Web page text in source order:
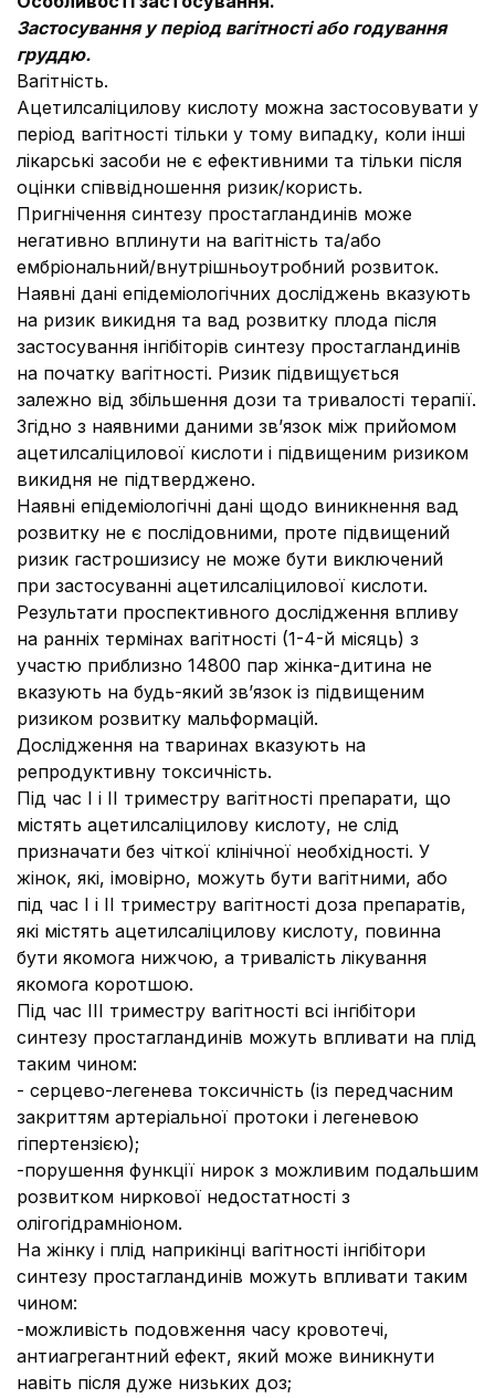
Застосування у період вагітності або годування
груддю.
Вагітність.
Ацетилсаліцилову кислоту можна застосовувати у
період вагітності тільки у тому випадку, коли інші
лікарські засоби не є ефективними та тільки після
оцінки співвідношення ризик/користь.
Пригнічення синтезу простагландинів може
негативно вплинути на вагітність та/або
ембріональний/внутрішньоутробний розвиток.
Наявні дані епідеміологічних досліджень вказують
на ризик викидня та вад розвитку плода після
застосування інгібіторів синтезу простагландинів
на початку вагітності. Ризик підвищується
залежно від збільшення дози та тривалості терапії.
Згідно з наявними даними зв’язок між прийомом
ацетилсаліцилової кислоти і підвищеним ризиком
викидня не підтверджено.
Наявні епідеміологічні дані щодо виникнення вад
розвитку не є послідовними, проте підвищений
ризик гастрошизису не може бути виключений
при застосуванні ацетилсаліцилової кислоти.
Результати проспективного дослідження впливу
на ранніх термінах вагітності (1-4-й місяць) з
участю приблизно 14800 пар жінка-дитина не
вказують на будь-який зв’язок із підвищеним
ризиком розвитку мальформацій.
Дослідження на тваринах вказують на
репродуктивну токсичність.
Під час І і ІІ триместру вагітності препарати, що
містять ацетилсаліцилову кислоту, не слід
призначати без чіткої клінічної необхідності. У
жінок, які, імовірно, можуть бути вагітними, або
під час І і ІІ триместру вагітності доза препаратів,
які містять ацетилсаліцилову кислоту, повинна
бути якомога нижчою, а тривалість лікування
якомога коротшою.
Під час ІІІ триместру вагітності всі інгібітори
синтезу простагландинів можуть впливати на плід
таким чином:
- серцево-легенева токсичність (із передчасним
закриттям артеріальної протоки і легеневою
гіпертензією);
-порушення функції нирок з можливим подальшим
розвитком ниркової недостатності з
олігогідрамніоном.
На жінку і плід наприкінці вагітності інгібітори
синтезу простагландинів можуть впливати таким
чином:
-можливість подовження часу кровотечі,
антиагрегантний ефект, який може виникнути
навіть після дуже низьких доз;